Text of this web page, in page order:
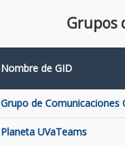
Grupos
Nombre de GID
Grupo de Comunicaciones
Planeta UVaTeams